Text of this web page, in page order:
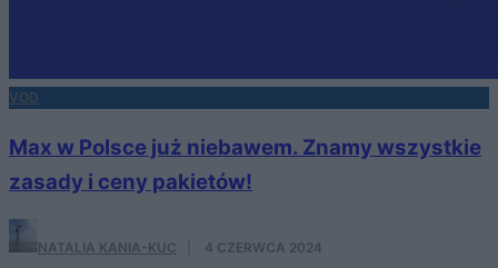
VOD
Max w Polsce już niebawem. Znamy wszystkie
zasady i ceny pakietów!
NATALIA KANIA-KUC 4 CZERWCA 2024